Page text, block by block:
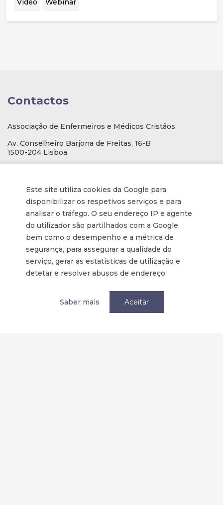
Este site utiliza cookies da Google para
disponibilizar os respetivos serviços e para
analisar o tráfego. O seu endereço IP e agente
do utilizador são partilhados com a Google,
bem como o desempenho e a métrica de
segurança, para assegurar a qualidade do
serviço, gerar as estatísticas de utilização e
detetar e resolver abusos de endereço.
Saber mais Aceitar
Vídeo Webinar
Contactos
Associação de Enfermeiros e Médicos Cristãos
Av. Conselheiro Barjona de Freitas, 16-B
1500-204 Lisboa
Telef. (escritório): 21 771 0530
(Chamada para a rede fixa nacional)
592006107
Informações
Inscrição na Newsletter
Política de privacidade / Privacy